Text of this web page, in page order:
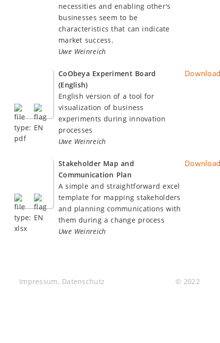
necessities and enabling other's
businesses seem to be
characteristics that can indicate
market success.
Uwe Weinreich
CoObeya Experiment Board
(English)
English version of a tool for
visualization of business
experiments during innovation
processes
Uwe Weinreich
Stakeholder Map and
Communication Plan
A simple and straightforward excel
template for mapping stakeholders
and planning communications with
them during a change process
Uwe Weinreich
Impressum, Datenschutz © 2022